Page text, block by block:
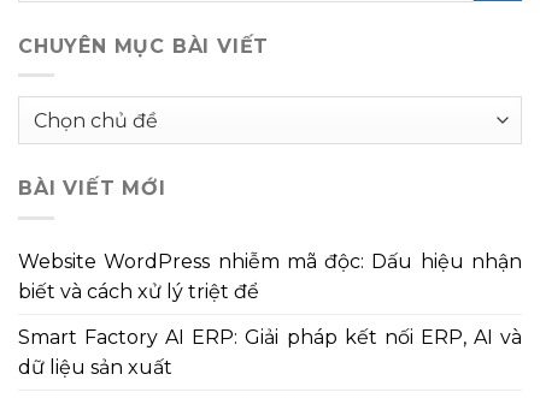
CHUYÊN MỤC BÀI VIẾT
Chuyên
viết
BÀI VIẾT MỚI
Website WordPress nhiễm mã độc: Dấu hiệu nhận
biết và cách xử lý triệt để
Smart Factory AI ERP: Giải pháp kết nối ERP, AI và
dữ liệu sản xuất